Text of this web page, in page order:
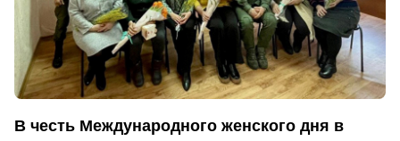
В честь Международного женского дня в